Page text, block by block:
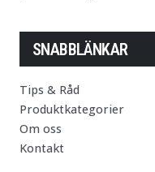
SNABBLÄNKAR
Tips & Råd
Produktkategorier
Om oss
Kontakt